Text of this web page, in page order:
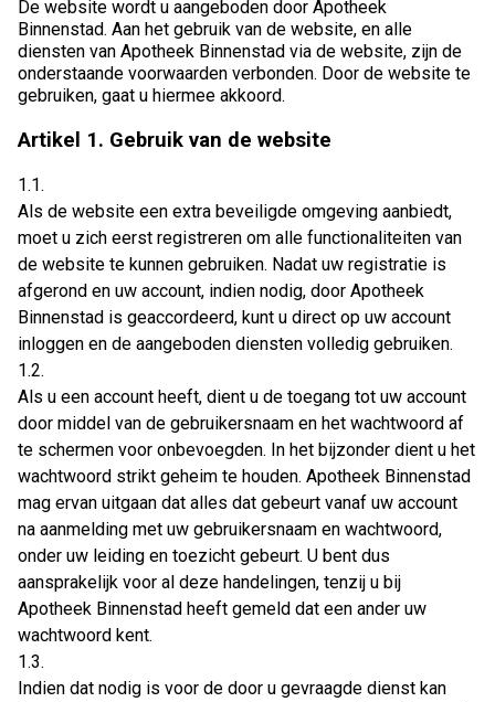
De website wordt u aangeboden door Apotheek
Binnenstad. Aan het gebruik van de website, en alle
diensten van Apotheek Binnenstad via de website, zijn de
onderstaande voorwaarden verbonden. Door de website te
gebruiken, gaat u hiermee akkoord.
Artikel 1. Gebruik van de website
1.1.
Als de website een extra beveiligde omgeving aanbiedt,
moet u zich eerst registreren om alle functionaliteiten van
de website te kunnen gebruiken. Nadat uw registratie is
afgerond en uw account, indien nodig, door Apotheek
Binnenstad is geaccordeerd, kunt u direct op uw account
inloggen en de aangeboden diensten volledig gebruiken.
1.2.
Als u een account heeft, dient u de toegang tot uw account
door middel van de gebruikersnaam en het wachtwoord af
te schermen voor onbevoegden. In het bijzonder dient u het
wachtwoord strikt geheim te houden. Apotheek Binnenstad
mag ervan uitgaan dat alles dat gebeurt vanaf uw account
na aanmelding met uw gebruikersnaam en wachtwoord,
onder uw leiding en toezicht gebeurt. U bent dus
aansprakelijk voor al deze handelingen, tenzij u bij
Apotheek Binnenstad heeft gemeld dat een ander uw
wachtwoord kent.
1.3.
Indien dat nodig is voor de door u gevraagde dienst kan